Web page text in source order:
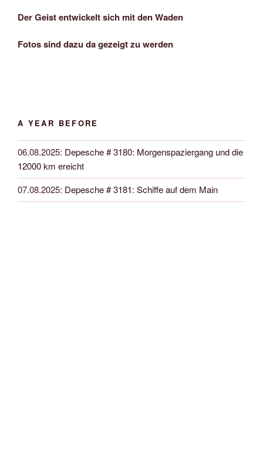
Der Geist entwickelt sich mit den Waden
Fotos sind dazu da gezeigt zu werden
A YEAR BEFORE
06.08.2025: Depesche # 3180: Morgenspaziergang und die
12000 km ereicht
07.08.2025: Depesche # 3181: Schiffe auf dem Main